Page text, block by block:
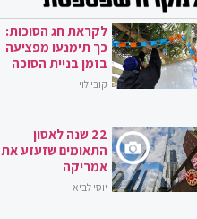
לקראת חג הסוכות:
כך תימנעו מפציעה
בזמן בניית הסוכה
קובי לוי
22 שנה לאסון
התאומים שזעזע את
אמריקה
יוסי לביא